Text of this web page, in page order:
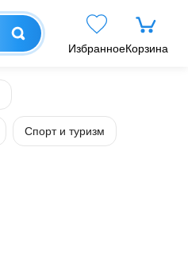
ИзбранноеКорзина
Спорт и туризм